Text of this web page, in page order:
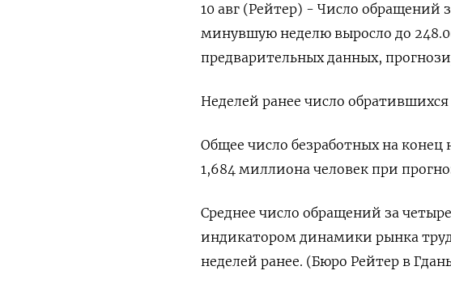
10 авг (Рейтер) - Число обращений
минувшую неделю выросло до
предварительных данных,
Неделей ранее число
Общее число безработных на
1,684 миллиона человек при
Среднее число обращений за
индикатором динамики рынка
неделей ранее. (Бюро Рейтер в